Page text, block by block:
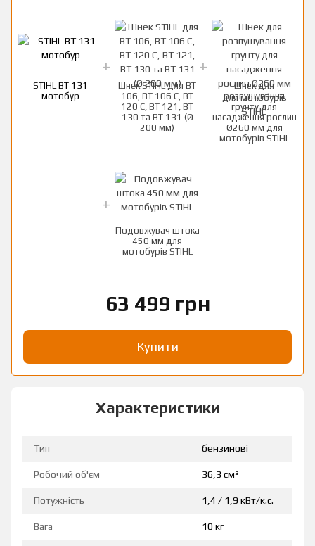
STIHL BT 131
мотобур
Шнек STIHL для ВТ
106, ВТ 106 С, ВТ
120 С, ВТ 121, ВТ
130 та ВТ 131 (Ø
200 мм)
Шнек для
розпушування
грунту для
насадження рослин
Ø260 мм для
мотобурів STIHL
Подовжувач штока
450 мм для
мотобурів STIHL
63 499 грн
Купити
Характеристики
Тип бензинові
Робочий об'єм 36,3 см³
Потужність 1,4 / 1,9 кВт/к.с.
Вага 10 кг